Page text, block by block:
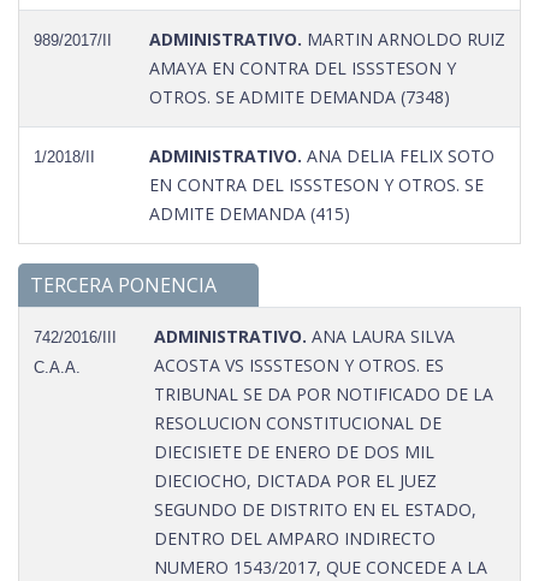
989/2017/II ADMINISTRATIVO. MARTIN ARNOLDO RUIZ
AMAYA EN CONTRA DEL ISSSTESON Y
OTROS. SE ADMITE DEMANDA (7348)
1/2018/II ADMINISTRATIVO. ANA DELIA FELIX SOTO
EN CONTRA DEL ISSSTESON Y OTROS. SE
ADMITE DEMANDA (415)
TERCERA PONENCIA
742/2016/III
C.A.A.
ADMINISTRATIVO. ANA LAURA SILVA
ACOSTA VS ISSSTESON Y OTROS. ES
TRIBUNAL SE DA POR NOTIFICADO DE LA
RESOLUCION CONSTITUCIONAL DE
DIECISIETE DE ENERO DE DOS MIL
DIECIOCHO, DICTADA POR EL JUEZ
SEGUNDO DE DISTRITO EN EL ESTADO,
DENTRO DEL AMPARO INDIRECTO
NUMERO 1543/2017, QUE CONCEDE A LA